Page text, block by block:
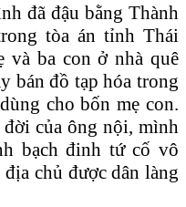
đã đậu bằng Thành
tòa án tỉnh Thái
và ba con ở nhà quê
bán đồ tạp hóa trong
cho bốn mẹ con.
của ông nội, mình
bạch đinh tứ cố vô
chủ được dân làng